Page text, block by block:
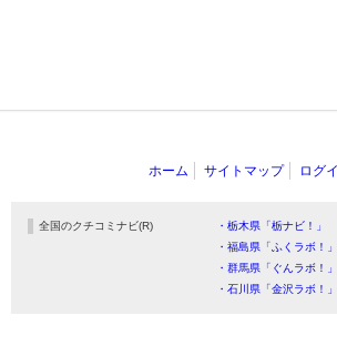
ホーム サイトマップ ログ
全国のクチコミナビ(R) ・栃木県「栃ナビ！」
・福島県「ふくラボ！」
・群馬県「ぐんラボ！」
・石川県「金沢ラボ！」